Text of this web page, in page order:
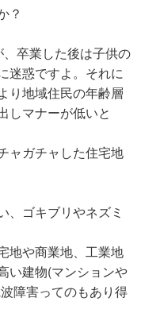
？
卒業した後は子供の
迷惑ですよ。それに
り地域住民の年齢層
しマナーが低いと
ャガチャした住宅地
、ゴキブリやネズミ
地や商業地、工業地
い建物(マンションや
障害ってのもあり得